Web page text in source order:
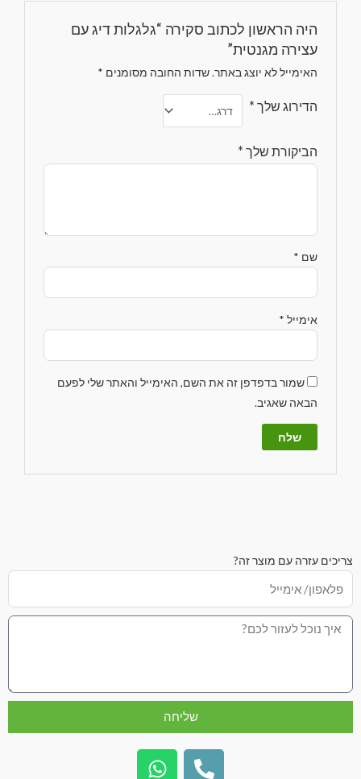
היה הראשון לכתוב סקירה “גלגלות דיג עם
עצירה מגנטית”
האימייל לא יוצג באתר.שדות החובה מסומנים *
הדירוג שלך *
הביקורת שלך *
שם *
אימייל *
שמור בדפדפן זה את השם, האימייל והאתר שלי לפעם
הבאה שאגיב.
צריכים עזרה עם מוצר זה?
שליחה